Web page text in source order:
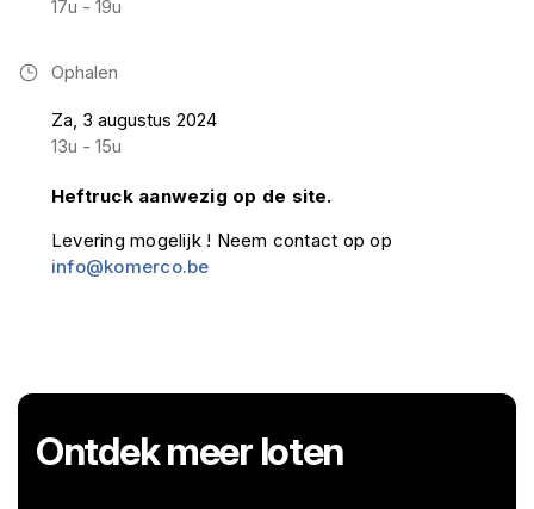
17u - 19u
Ophalen
Za, 3 augustus 2024
13u - 15u
Heftruck aanwezig op de site.
Levering mogelijk ! Neem contact op op
info@komerco.be
Ontdek meer loten